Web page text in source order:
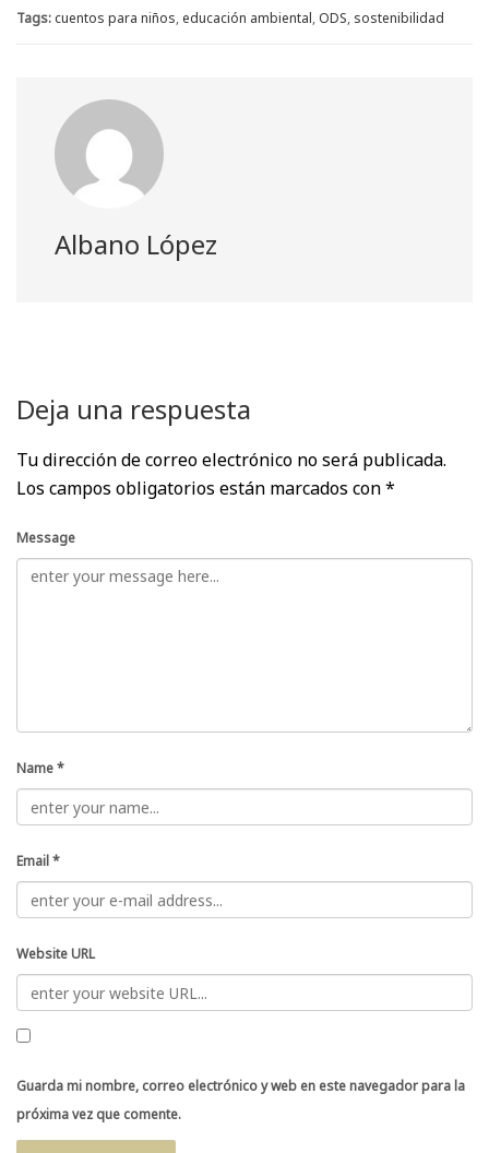
t o d A
p
r
Tags:cuentos para niños,educación ambiental,ODS, sostenibilidad
Albano López
Deja una respuesta
Tu dirección de correo electrónico no será publicada.
Los campos obligatorios están marcados con*
Message
Name*
Email*
Website URL
Guarda mi nombre, correo electrónico y web en este navegador para la
próxima vez que comente.